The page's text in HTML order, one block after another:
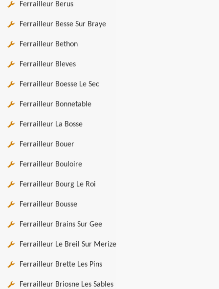
Ferrailleur Berus
Ferrailleur Besse Sur Braye
Ferrailleur Bethon
Ferrailleur Bleves
Ferrailleur Boesse Le Sec
Ferrailleur Bonnetable
Ferrailleur La Bosse
Ferrailleur Bouer
Ferrailleur Bouloire
Ferrailleur Bourg Le Roi
Ferrailleur Bousse
Ferrailleur Brains Sur Gee
Ferrailleur Le Breil Sur Merize
Ferrailleur Brette Les Pins
Ferrailleur Briosne Les Sables